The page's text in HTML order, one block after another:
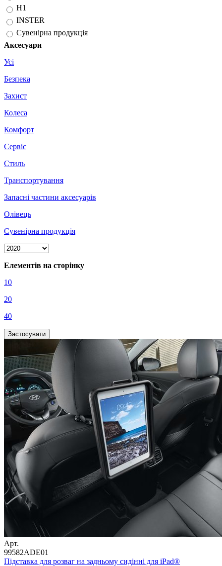
H1
INSTER
Сувенірна продукція
Аксесуари
Усі
Безпека
Захист
Колеса
Комфорт
Сервіс
Стиль
Транспортування
Запасні частини аксесуарів
Олівець
Сувенірна продукція
Елементів на сторінку
10
20
40
Арт.
99582ADE01
Підставка для розваг на задньому сидінні для iPad®